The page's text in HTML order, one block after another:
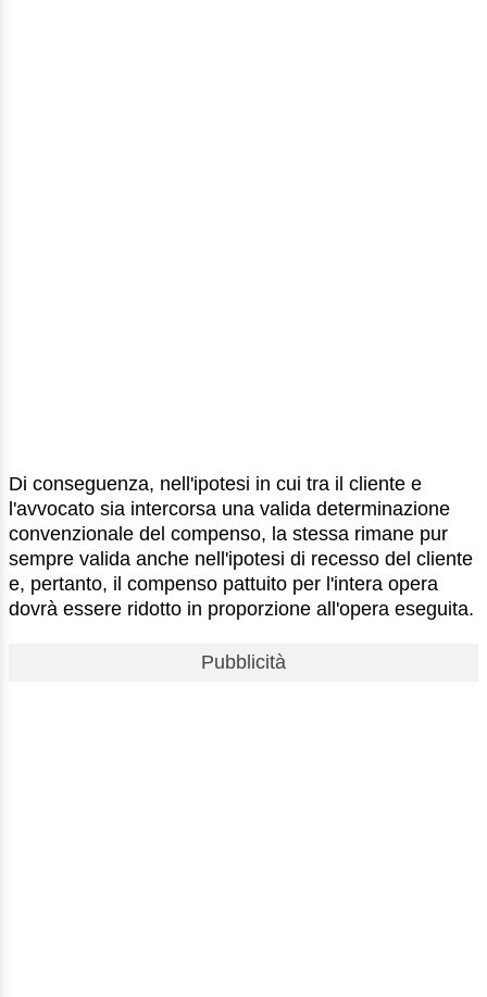
Di conseguenza, nell'ipotesi in cui tra il cliente e
l'avvocato sia intercorsa una valida determinazione
convenzionale del compenso, la stessa rimane pur
sempre valida anche nell'ipotesi di recesso del cliente
e, pertanto, il compenso pattuito per l'intera opera
dovrà essere ridotto in proporzione all'opera eseguita.
Pubblicità